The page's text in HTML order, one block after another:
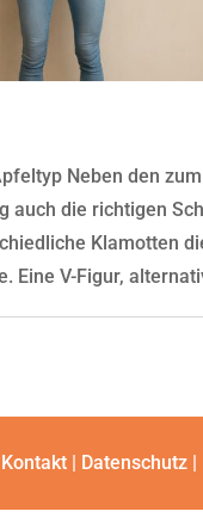
Neben den
auch die richtigen
Klamotten
Eine V-Figur,
Kontakt Datenschutz